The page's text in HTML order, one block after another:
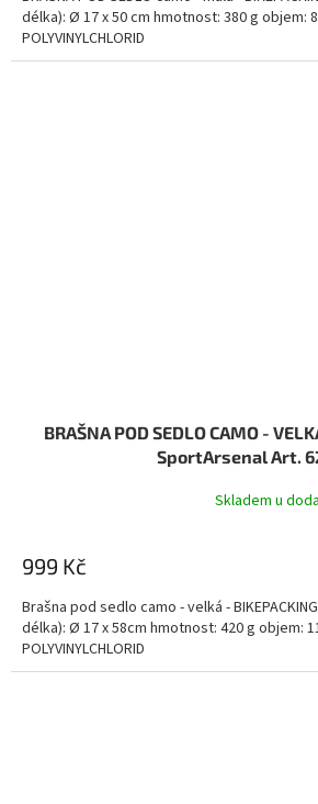
délka): Ø 17 x 50 cm hmotnost: 380 g objem:
POLYVINYLCHLORID
BRAŠNA POD SEDLO CAMO -
SportArsenal Art.
Skladem u
999 Kč
Brašna pod sedlo camo - velká -
délka): Ø 17 x 58cm hmotnost: 420 g objem:
POLYVINYLCHLORID